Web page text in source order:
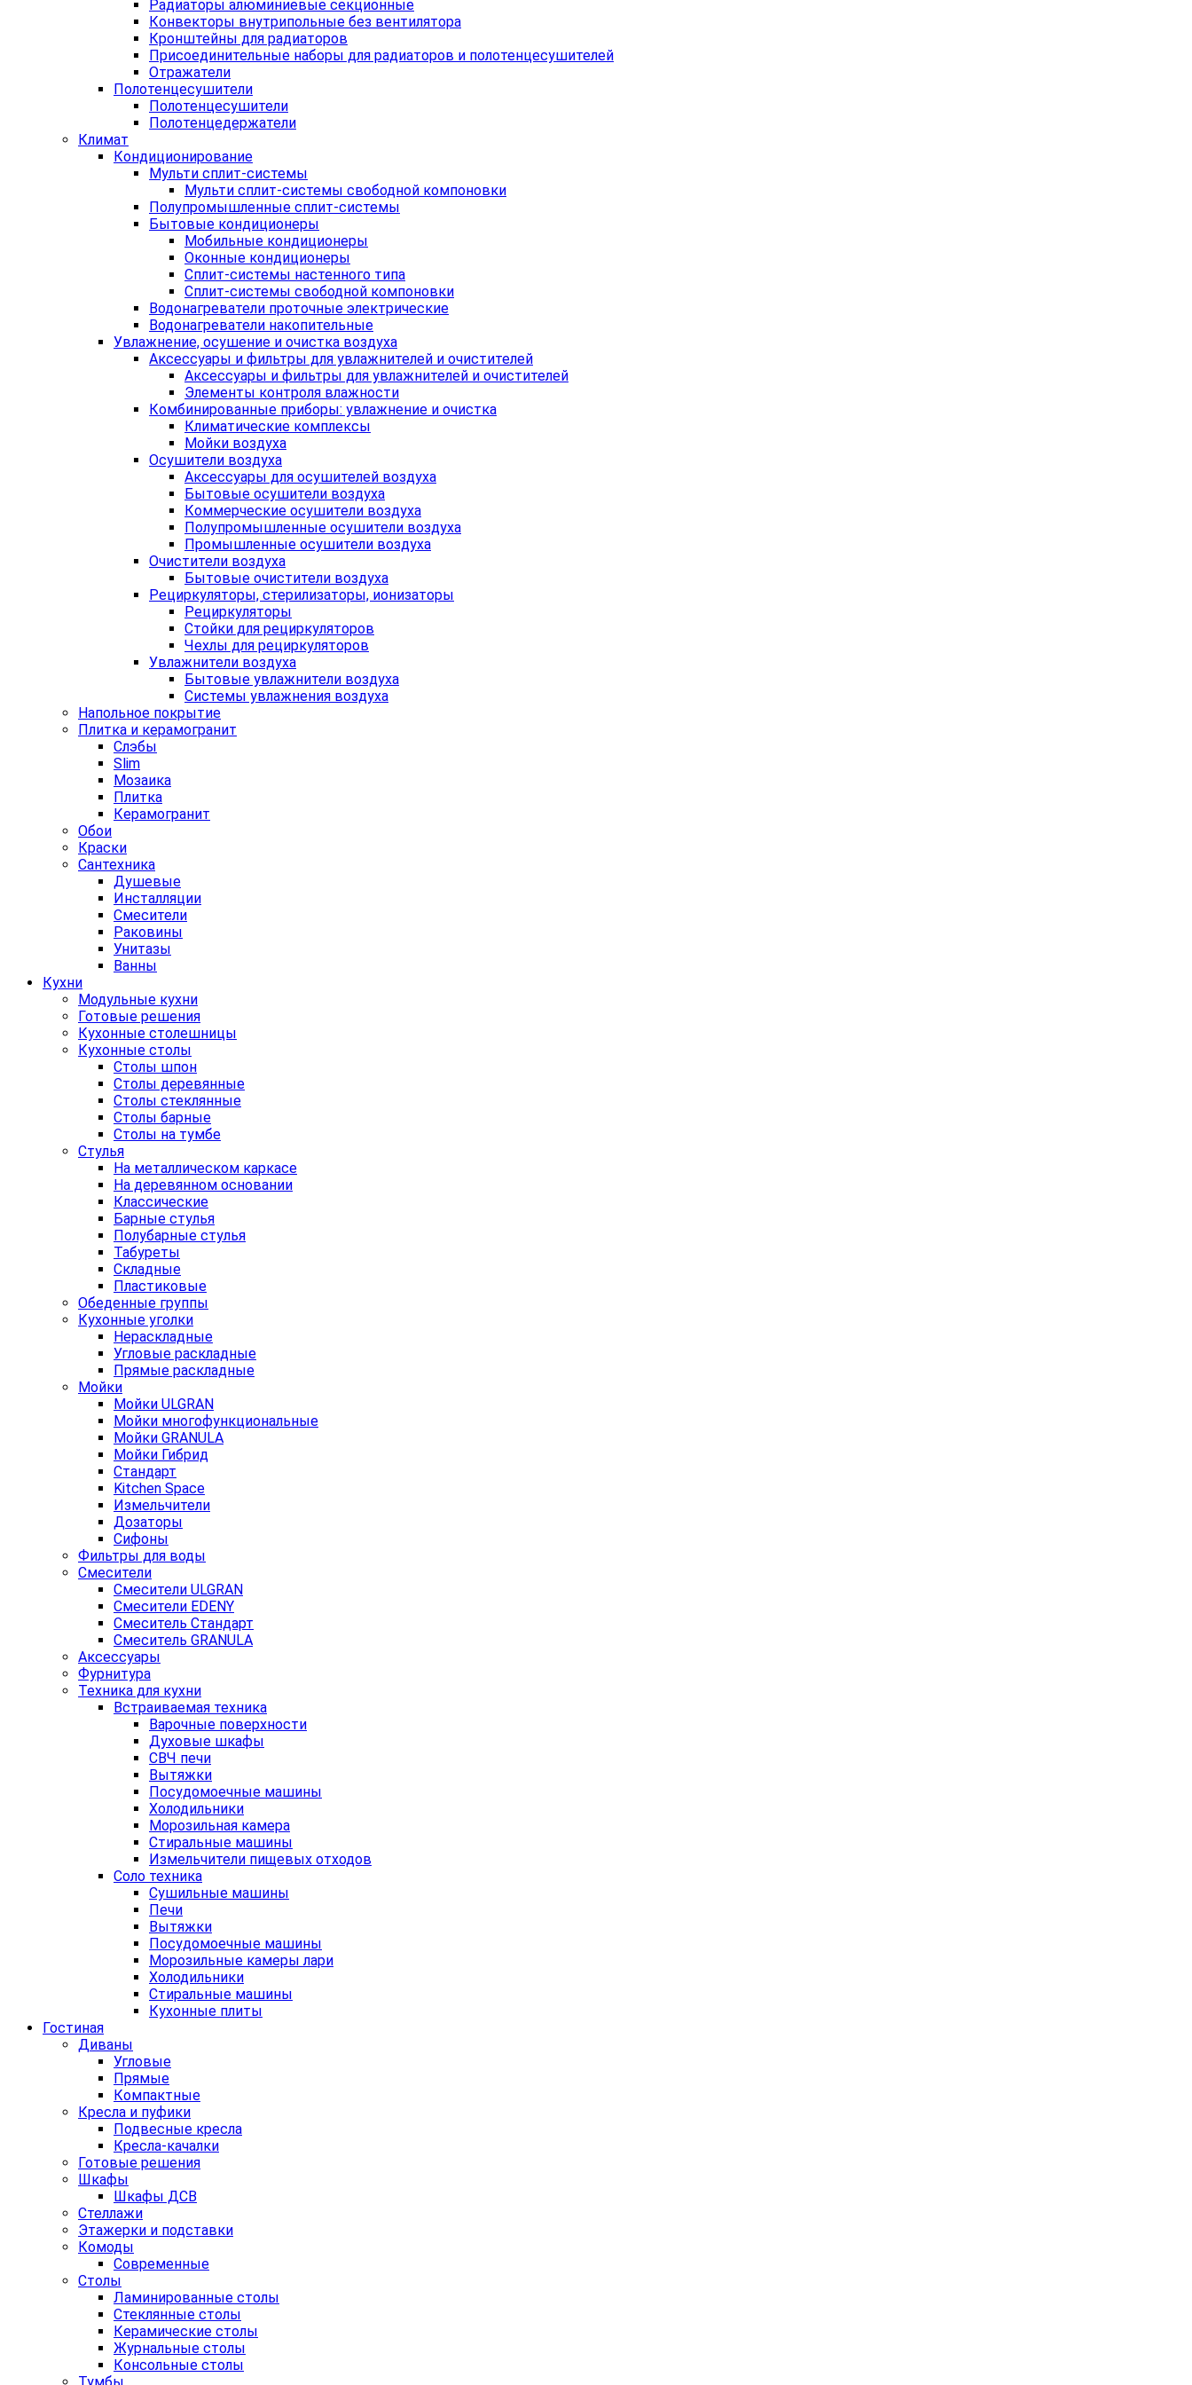
Радиаторы алюминиевые секционные
Конвекторы внутрипольные без вентилятора
Кронштейны для радиаторов
Присоединительные наборы для радиаторов и полотенцесушителей
Отражатели
Полотенцесушители
Полотенцесушители
Полотенцедержатели
Климат
Кондиционирование
Мульти сплит-системы
Мульти сплит-системы свободной компоновки
Полупромышленные сплит-системы
Бытовые кондиционеры
Мобильные кондиционеры
Оконные кондиционеры
Сплит-системы настенного типа
Сплит-системы свободной компоновки
Водонагреватели проточные электрические
Водонагреватели накопительные
Увлажнение, осушение и очистка воздуха
Аксессуары и фильтры для увлажнителей и очистителей
Аксессуары и фильтры для увлажнителей и очистителей
Элементы контроля влажности
Комбинированные приборы: увлажнение и очистка
Климатические комплексы
Мойки воздуха
Осушители воздуха
Аксессуары для осушителей воздуха
Бытовые осушители воздуха
Коммерческие осушители воздуха
Полупромышленные осушители воздуха
Промышленные осушители воздуха
Очистители воздуха
Бытовые очистители воздуха
Рециркуляторы, стерилизаторы, ионизаторы
Рециркуляторы
Стойки для рециркуляторов
Чехлы для рециркуляторов
Увлажнители воздуха
Бытовые увлажнители воздуха
Системы увлажнения воздуха
Напольное покрытие
Плитка и керамогранит
Слэбы
Slim
Мозаика
Плитка
Керамогранит
Обои
Краски
Сантехника
Душевые
Инсталляции
Смесители
Раковины
Унитазы
Ванны
Кухни
Модульные кухни
Готовые решения
Кухонные столешницы
Кухонные столы
Столы шпон
Столы деревянные
Столы стеклянные
Столы барные
Столы на тумбе
Стулья
На металлическом каркасе
На деревянном основании
Классические
Барные стулья
Полубарные стулья
Табуреты
Складные
Пластиковые
Обеденные группы
Кухонные уголки
Нераскладные
Угловые раскладные
Прямые раскладные
Мойки
Мойки ULGRAN
Мойки многофункциональные
Мойки GRANULA
Мойки Гибрид
Стандарт
Kitchen Space
Измельчители
Дозаторы
Сифоны
Фильтры для воды
Смесители
Смесители ULGRAN
Cмесители EDENY
Смеситель Стандарт
Смеситель GRANULA
Аксессуары
Фурнитура
Техника для кухни
Встраиваемая техника
Варочные поверхности
Духовые шкафы
СВЧ печи
Вытяжки
Посудомоечные машины
Холодильники
Морозильная камера
Стиральные машины
Измельчители пищевых отходов
Соло техника
Сушильные машины
Печи
Вытяжки
Посудомоечные машины
Морозильные камеры лари
Холодильники
Стиральные машины
Кухонные плиты
Гостиная
Диваны
Угловые
Прямые
Компактные
Кресла и пуфики
Подвесные кресла
Кресла-качалки
Готовые решения
Шкафы
Шкафы ДСВ
Стеллажи
Этажерки и подставки
Комоды
Современные
Столы
Ламинированные столы
Стеклянные столы
Керамические столы
Журнальные столы
Консольные столы